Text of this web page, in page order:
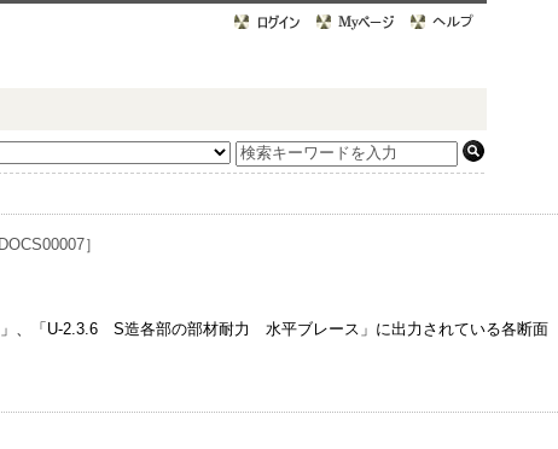
］
、「U-2.3.6 S造各部の部材耐力 水平ブレース」に出力されている各断面